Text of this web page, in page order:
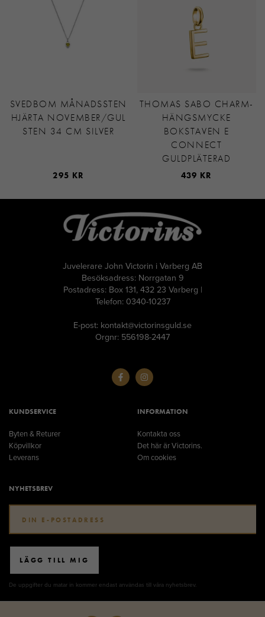
SVEDBOM MÅNADSSTEN
HJÄRTA NOVEMBER/GUL
STEN 34 CM SILVER
295 KR
THOMAS SABO CHARM-
HÄNGSMYCKE
BOKSTAVEN E
CONNECT
GULDPLÄTERAD
439 KR
Juvelerare John Victorin i Varberg AB
Besöksadress: Norrgatan 9
Postadress: Box 131, 432 23 Varberg |
Telefon: 0340-10237
E-post: kontakt@victorinsguld.se
Orgnr: 556198-2447
KUNDSERVICE
Byten & Returer
Köpvillkor
Leverans
INFORMATION
Kontakta oss
Det här är Victorins.
Om cookies
NYHETSBREV
LÄGG TILL MIG
De uppgifter du matar in kommer endast användas till våra nyhetsbrev.